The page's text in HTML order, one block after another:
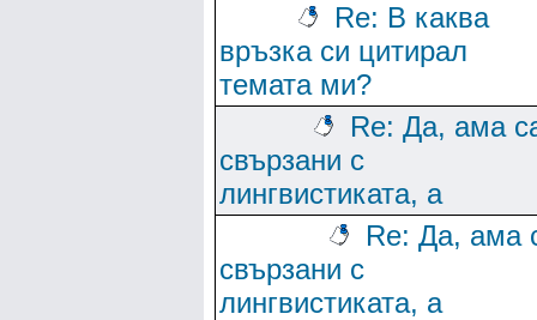
Re: В каква
връзка си цитирал
темата ми?
Re: Да, ама
свързани с
лингвистиката, а
Re: Да, ама
свързани с
лингвистиката, а